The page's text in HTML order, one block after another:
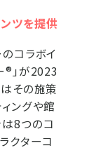
ツを提供
コラボイ
®」が2023
その施策
ングや館
8つのコ
クターコ